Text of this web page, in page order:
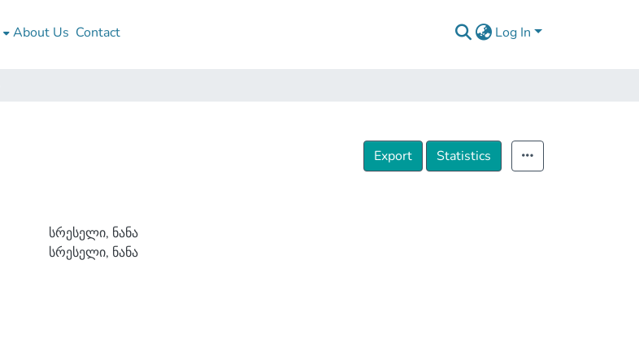
About Us Contact Log In
Export Statistics
სრესელი, ნანა
სრესელი, ნანა